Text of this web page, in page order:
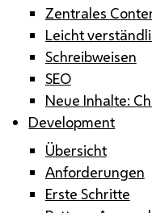
Zentrales
Leicht
Schreibweisen
SEO
Neue Inhalte:
Development
Übersicht
Anforderungen
Erste Schritte